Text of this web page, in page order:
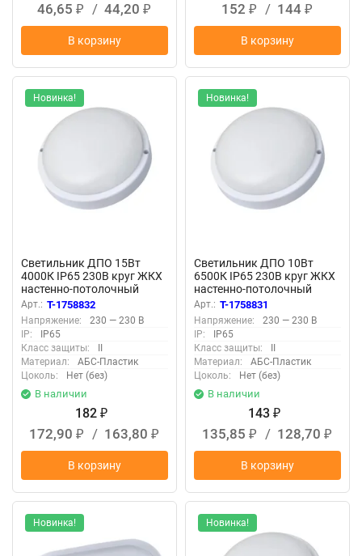
46,65 ₽ / 44,20 ₽
В корзину
152 ₽ / 144 ₽
В корзину
Новинка!
Светильник ДПО 15Вт
4000К IP65 230В круг ЖКХ
настенно-потолочный
КОСМОС
KOC_DPO15WR1.4K
Арт.: T-1758832
Напряжение:
230 — 230 В
IP:
IP65
Класс защиты:
Материал:
АБС-Пластик
Цоколь:
Нет (без)
В наличии
182 ₽
172,90 ₽ / 163,80 ₽
В корзину
Новинка!
Светильник ДПО 10Вт
6500К IP65 230В круг ЖКХ
настенно-потолочный
КОСМОС
KOC_DPO10WR1.64K
Арт.: T-1758831
Напряжение:
230 — 230 В
IP:
IP65
Класс защиты:
Материал:
АБС-Пластик
Цоколь:
Нет (без)
В наличии
143 ₽
135,85 ₽ / 128,70 ₽
В корзину
Новинка! Новинка!